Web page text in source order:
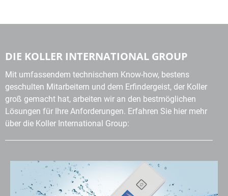
DIE KOLLER INTERNATIONAL GROUP
Mit umfassendem technischem Know-how, bestens
geschulten Mitarbeitern und dem Erfindergeist, der Koller
groß gemacht hat, arbeiten wir an den bestmöglichen
Lösungen für Ihre Anforderungen. Erfahren Sie hier mehr
über die Koller International Group: